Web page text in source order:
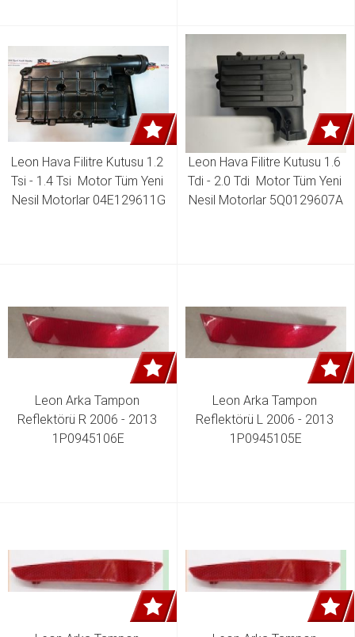
Leon Hava Filitre Kutusu 1.2
Tsi - 1.4 Tsi  Motor Tüm Yeni
Nesil Motorlar 04E129611G
Leon Hava Filitre Kutusu 1.6
Tdi - 2.0 Tdi  Motor Tüm Yeni
Nesil Motorlar 5Q0129607A
Leon Arka Tampon
Reflektörü R 2006 - 2013
1P0945106E
Leon Arka Tampon
Reflektörü L 2006 - 2013
1P0945105E